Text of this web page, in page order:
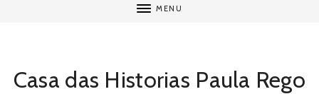
MENU
Casa das Historias Paula Rego